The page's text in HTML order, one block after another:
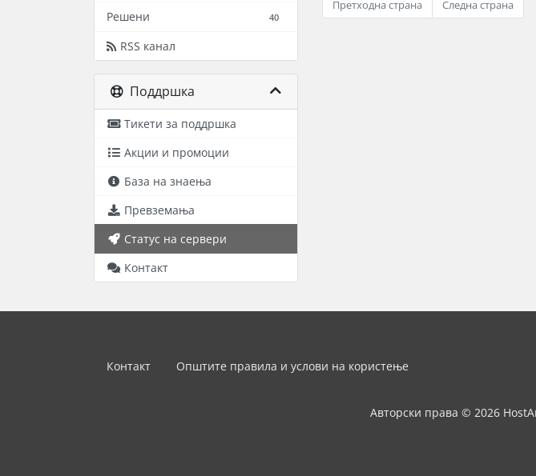
Решени 40
RSS канал
Поддршка
Тикети за поддршка
Акции и промоции
База на знаења
Превземања
Статус на сервери
Контакт
Претходна страна Следна страна
Контакт Општите правила и услови на користење
Авторски права © 2026